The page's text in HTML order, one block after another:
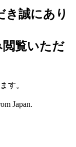
き誠にあり
覧いただ
す。
Japan.